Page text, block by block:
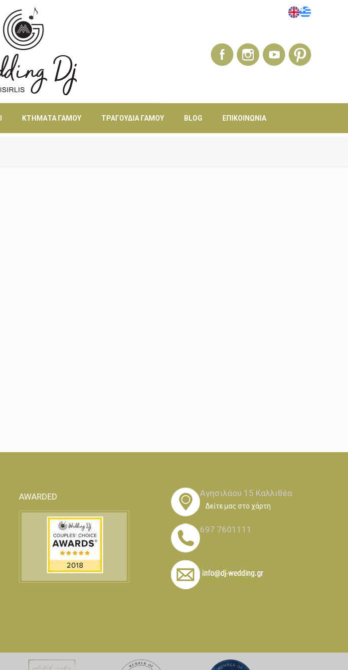
ΚΤΉΜΑΤΑ ΓΆΜΟΥ ΤΡΑΓΟΎΔΙΑ ΓΆΜΟΥ BLOG ΕΠΙΚΟΙΝΩΝΊΑ
AWARDED Αγησιλάου 15 Καλλιθέα
Δείτε μας στο χάρτη
697 7601111